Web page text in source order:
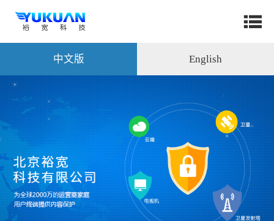
中文版 English